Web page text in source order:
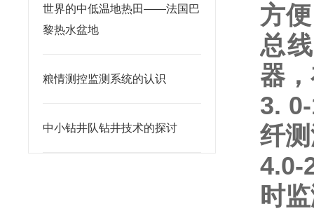
世界的中低温地热田——法国巴
黎热水盆地
粮情测控监测系统的认识
中小钻井队钻井技术的探讨
方
总
器
3.
纤
4.0-
时